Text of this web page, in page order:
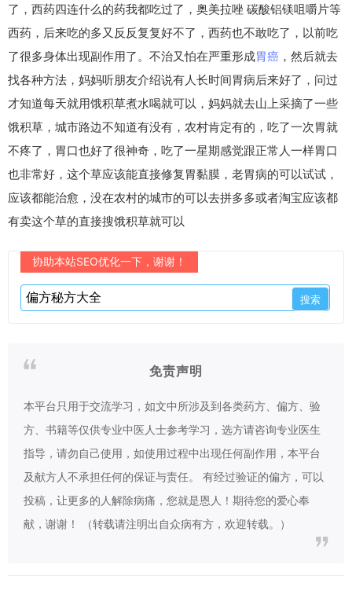
了，西药四连什么的药我都吃过了，奥美拉唑 碳酸铝镁咀嚼片等
西药，后来吃的多又反反复复好不了，西药也不敢吃了，以前吃
了很多身体出现副作用了。不治又怕在严重形成胃癌 ，然后就去
找各种方法，妈妈听朋友介绍说有人长时间胃病后来好了，问过
才知道每天就用饿积草煮水喝就可以，妈妈就去山上采摘了一些
饿积草，城市路边不知道有没有，农村肯定有的，吃了一次胃就
不疼了，胃口也好了很神奇，吃了一星期感觉跟正常人一样胃口
也非常好，这个草应该能直接修复胃黏膜，老胃病的可以试试，
应该都能治愈，没在农村的城市的可以去拼多多或者淘宝应该都
有卖这个草的直接搜饿积草就可以
协助本站SEO优化一下，谢谢！
免责声明
本平台只用于交流学习，如文中所涉及到各类药方、偏方、验
方、书籍等仅供专业中医人士参考学习，选方请咨询专业医生
指导，请勿自己使用，如使用过程中出现任何副作用，本平台
及献方人不承担任何的保证与责任。 有经过验证的偏方，可以
投稿，让更多的人解除病痛，您就是恩人！期待您的爱心奉
献，谢谢！ （转载请注明出自众病有方，欢迎转载。）